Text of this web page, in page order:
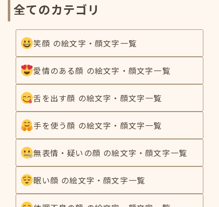
全てのカテゴリ
笑顔 の絵文字・顔文字一覧
愛情のある顔 の絵文字・顔文字一覧
舌を出す顔 の絵文字・顔文字一覧
手を使う顔 の絵文字・顔文字一覧
無表情・疑いの顔 の絵文字・顔文字一覧
眠い顔 の絵文字・顔文字一覧